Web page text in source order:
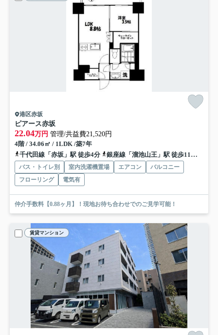
港区赤坂
ピアース赤坂
22.04万円 管理/共益費21,520円
4階 / 34.06㎡ / 1LDK /築7年
千代田線「赤坂」駅 徒歩4分
銀座線「溜池山王」駅 徒歩11分
バス・トイレ別 室内洗濯機置場 エアコン
バルコニー
フローリング
電気有
仲介手数料【0.88ヶ月】！現地お待ち合わせでのご見学可能！
賃貸マンション